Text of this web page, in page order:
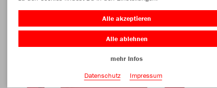
Alle akzeptieren
Alle ablehnen
mehr Infos
Datenschutz
Impressum